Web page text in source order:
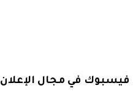
في مجال الإعلان